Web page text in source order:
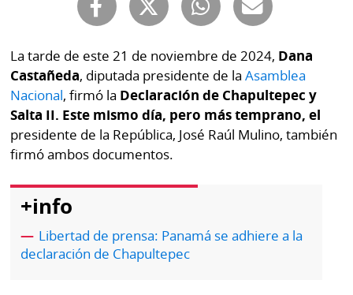
Buscador
Catálogos
Lotería
Kiosko
digital
Luctuosas
RSS
Temas
Autores
Notas
al
Buenas
La tarde de este 21 de noviembre de 2024, Dana
Castañeda, diputada presidente de laAsamblea
Nacional, firmó la Declaración de Chapultepec y
Salta II. Este mismo día, pero más temprano, el
presidente de la República, José Raúl Mulino, también
firmó ambos documentos.
+info
Libertad de prensa: Panamá se adhiere a la
declaración de Chapultepec